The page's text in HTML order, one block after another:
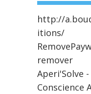
http://
itions/
remover
Aperi'Solve